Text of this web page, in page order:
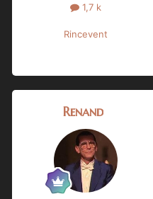
1,7 k
Rincevent
Renand